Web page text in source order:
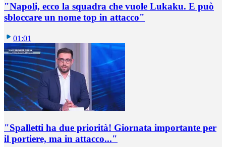
"Napoli, ecco la squadra che vuole Lukaku. E può
sbloccare un nome top in attacco"
01:01
"Spalletti ha due priorità! Giornata importante per
il portiere, ma in attacco..."